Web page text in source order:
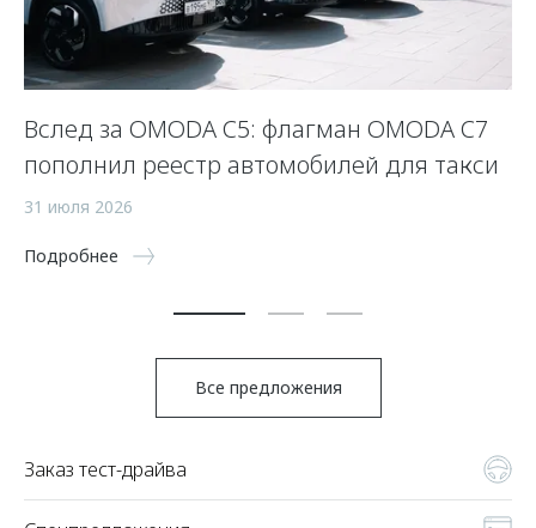
Вслед за OMODA C5: флагман OMODA C7
пополнил реестр автомобилей для такси
31 июля 2026
Подробнее
Все предложения
Заказ тест-драйва